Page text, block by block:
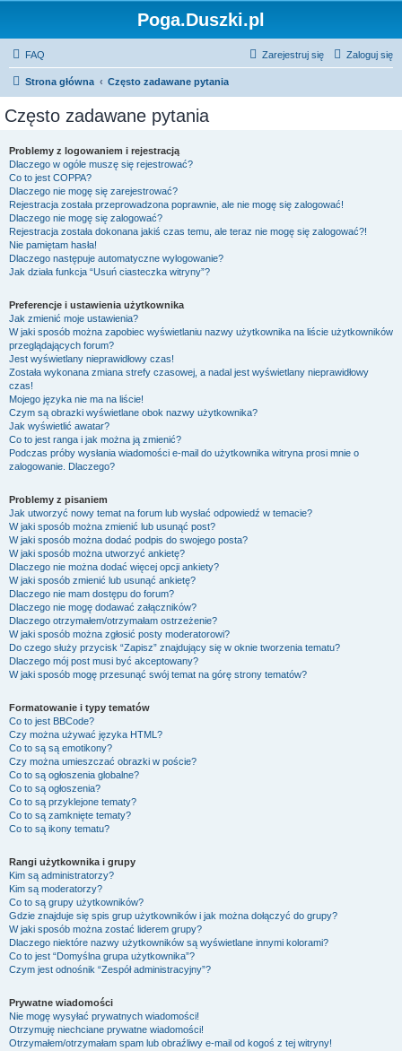
Poga.Duszki.pl
FAQ Zaloguj się
Zarejestruj się
Strona główna Często zadawane pytania
Często zadawane pytania
Problemy z logowaniem i rejestracją
Dlaczego w ogóle muszę się rejestrować?
Co to jest COPPA?
Dlaczego nie mogę się zarejestrować?
Rejestracja została przeprowadzona poprawnie, ale nie mogę się zalogować!
Dlaczego nie mogę się zalogować?
Rejestracja została dokonana jakiś czas temu, ale teraz nie mogę się zalogować?!
Nie pamiętam hasła!
Dlaczego następuje automatyczne wylogowanie?
Jak działa funkcja “Usuń ciasteczka witryny”?
Preferencje i ustawienia użytkownika
Jak zmienić moje ustawienia?
W jaki sposób można zapobiec wyświetlaniu nazwy użytkownika na liście użytkowników
przeglądających forum?
Jest wyświetlany nieprawidłowy czas!
Została wykonana zmiana strefy czasowej, a nadal jest wyświetlany nieprawidłowy
czas!
Mojego języka nie ma na liście!
Czym są obrazki wyświetlane obok nazwy użytkownika?
Jak wyświetlić awatar?
Co to jest ranga i jak można ją zmienić?
Podczas próby wysłania wiadomości e-mail do użytkownika witryna prosi mnie o
zalogowanie. Dlaczego?
Problemy z pisaniem
Jak utworzyć nowy temat na forum lub wysłać odpowiedź w temacie?
W jaki sposób można zmienić lub usunąć post?
W jaki sposób można dodać podpis do swojego posta?
W jaki sposób można utworzyć ankietę?
Dlaczego nie można dodać więcej opcji ankiety?
W jaki sposób zmienić lub usunąć ankietę?
Dlaczego nie mam dostępu do forum?
Dlaczego nie mogę dodawać załączników?
Dlaczego otrzymałem/otrzymałam ostrzeżenie?
W jaki sposób można zgłosić posty moderatorowi?
Do czego służy przycisk “Zapisz” znajdujący się w oknie tworzenia tematu?
Dlaczego mój post musi być akceptowany?
W jaki sposób mogę przesunąć swój temat na górę strony tematów?
Formatowanie i typy tematów
Co to jest BBCode?
Czy można używać języka HTML?
Co to są są emotikony?
Czy można umieszczać obrazki w poście?
Co to są ogłoszenia globalne?
Co to są ogłoszenia?
Co to są przyklejone tematy?
Co to są zamknięte tematy?
Co to są ikony tematu?
Rangi użytkownika i grupy
Kim są administratorzy?
Kim są moderatorzy?
Co to są grupy użytkowników?
Gdzie znajduje się spis grup użytkowników i jak można dołączyć do grupy?
W jaki sposób można zostać liderem grupy?
Dlaczego niektóre nazwy użytkowników są wyświetlane innymi kolorami?
Co to jest “Domyślna grupa użytkownika”?
Czym jest odnośnik “Zespół administracyjny”?
Prywatne wiadomości
Nie mogę wysyłać prywatnych wiadomości!
Otrzymuję niechciane prywatne wiadomości!
Otrzymałem/otrzymałam spam lub obraźliwy e-mail od kogoś z tej witryny!